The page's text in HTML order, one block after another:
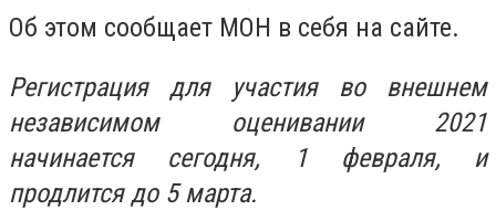
Об этом сообщает МОН в себя на сайте.
Регистрация для участия во внешнем
независимом оценивании 2021
начинается сегодня, 1 февраля, и
продлится до 5 марта.